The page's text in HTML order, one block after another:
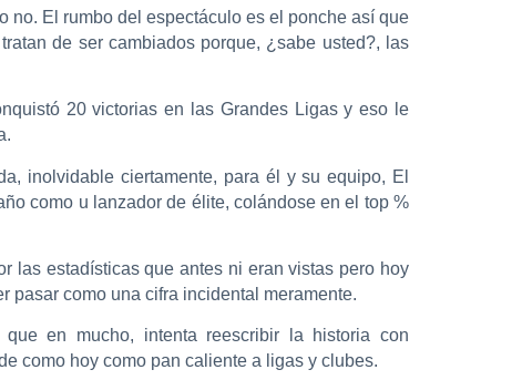
no. El rumbo del espectáculo es el ponche así que
de ser cambiados porque, ¿sabe usted?, las
20 victorias en las Grandes Ligas y eso le
inolvidable ciertamente, para él y su equipo, El
como u lanzador de élite, colándose en el top %
las estadísticas que antes ni eran vistas pero hoy
pasar como una cifra incidental meramente.
en mucho, intenta reescribir la historia con
como hoy como pan caliente a ligas y clubes.